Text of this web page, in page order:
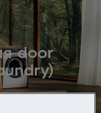
door